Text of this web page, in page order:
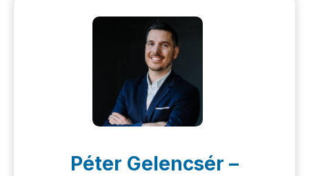
Péter Gelencsér –